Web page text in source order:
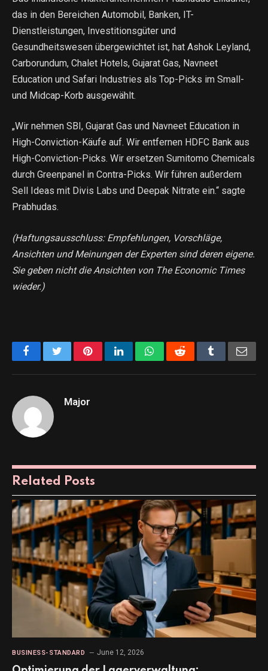
das in den Bereichen Automobil, Banken, IT-
Dienstleistungen, Investitionsgüter und
Gesundheitswesen übergewichtet ist, hat Ashok Leyland,
Carborundum, Chalet Hotels, Gujarat Gas, Navneet
Education und Safari Industries als Top-Picks im Small-
und Midcap-Korb ausgewählt.
„Wir nehmen SBI, Gujarat Gas und Navneet Education in
High-Conviction-Käufe auf. Wir entfernen HDFC Bank aus
High-Conviction-Picks. Wir ersetzen Sumitomo Chemicals
durch Greenpanel in Contra-Picks. Wir führen außerdem
Sell Ideas mit Divis Labs und Deepak Nitrate ein.“ sagte
Prabhudas.
(Haftungsausschluss: Empfehlungen, Vorschläge,
Ansichten und Meinungen der Experten sind deren eigene.
Sie geben nicht die Ansichten von The Economic Times
wieder.)
FacebookTwitterPinterestLinkedInWhatsAppReddit Tumblr
Major
Related Posts
BUSINESS-STANDARD June 12, 2026